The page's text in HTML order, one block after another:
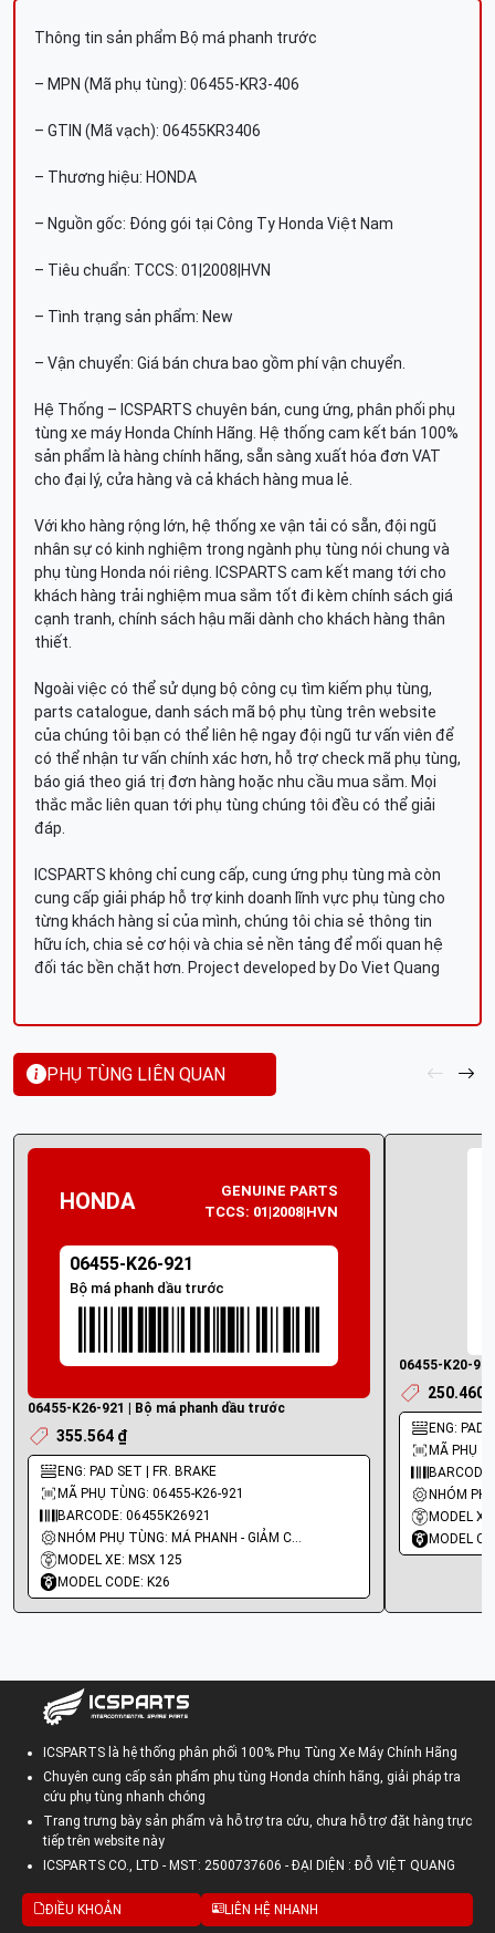
Thông tin sản phẩm Bộ má phanh trước
– MPN (Mã phụ tùng): 06455-KR3-406
– GTIN (Mã vạch): 06455KR3406
– Thương hiệu: HONDA
– Nguồn gốc: Đóng gói tại Công Ty Honda Việt Nam
– Tiêu chuẩn: TCCS: 01|2008|HVN
– Tình trạng sản phẩm: New
– Vận chuyển: Giá bán chưa bao gồm phí vận chuyển.
Hệ Thống – ICSPARTS chuyên bán, cung ứng, phân phối phụ
tùng xe máy Honda Chính Hãng. Hệ thống cam kết bán 100%
sản phẩm là hàng chính hãng, sẵn sàng xuất hóa đơn VAT
cho đại lý, cửa hàng và cả khách hàng mua lẻ.
Với kho hàng rộng lớn, hệ thống xe vận tải có sẵn, đội ngũ
nhân sự có kinh nghiệm trong ngành phụ tùng nói chung và
phụ tùng Honda nói riêng. ICSPARTS cam kết mang tới cho
khách hàng trải nghiệm mua sắm tốt đi kèm chính sách giá
cạnh tranh, chính sách hậu mãi dành cho khách hàng thân
thiết.
Ngoài việc có thể sử dụng bộ công cụ tìm kiếm phụ tùng,
parts catalogue, danh sách mã bộ phụ tùng trên website
của chúng tôi bạn có thể liên hệ ngay đội ngũ tư vấn viên để
có thể nhận tư vấn chính xác hơn, hỗ trợ check mã phụ tùng,
báo giá theo giá trị đơn hàng hoặc nhu cầu mua sắm. Mọi
thắc mắc liên quan tới phụ tùng chúng tôi đều có thể giải
đáp.
ICSPARTS không chỉ cung cấp, cung ứng phụ tùng mà còn
cung cấp giải pháp hỗ trợ kinh doanh lĩnh vực phụ tùng cho
từng khách hàng sỉ của mình, chúng tôi chia sẻ thông tin
hữu ích, chia sẻ cơ hội và chia sẻ nền tảng để mối quan hệ
đối tác bền chặt hơn. Project developed by Do Viet Quang
PHỤ TÙNG LIÊN QUAN
HONDA
GENUINE PARTS
TCCS: 01|2008|HVN
06455-K26-921
Bộ má phanh dầu trước
06455-K26-921 | Bộ má phanh dầu trước
355.564 ₫
ENG: PAD SET | FR. BRAKE
MÃ PHỤ TÙNG: 06455-K26-921
BARCODE: 06455K26921
NHÓM PHỤ TÙNG: MÁ PHANH - GIẢM CHẤN
MODEL XE: MSX 125
MODEL CODE: K26
06455-K20-
250.460
ENG: PAD
MÃ PHỤ
MODEL
MODEL
ICSPARTS là hệ thống phân phối 100% Phụ Tùng Xe Máy Chính Hãng
Chuyên cung cấp sản phẩm phụ tùng Honda chính hãng, giải pháp tra
cứu phụ tùng nhanh chóng
Trang trưng bày sản phẩm và hỗ trợ tra cứu, chưa hỗ trợ đặt hàng trực
tiếp trên website này
ICSPARTS CO., LTD - MST: 2500737606 - ĐẠI DIỆN : ĐỖ VIỆT QUANG
ĐIỀU KHOẢN LIÊN HỆ NHANH